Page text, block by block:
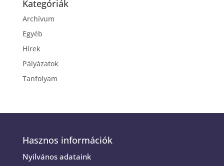
Kategóriák
Archívum
Egyéb
Hírek
Pályázatok
Tanfolyam
Hasznos információk
Nyilvános adataink